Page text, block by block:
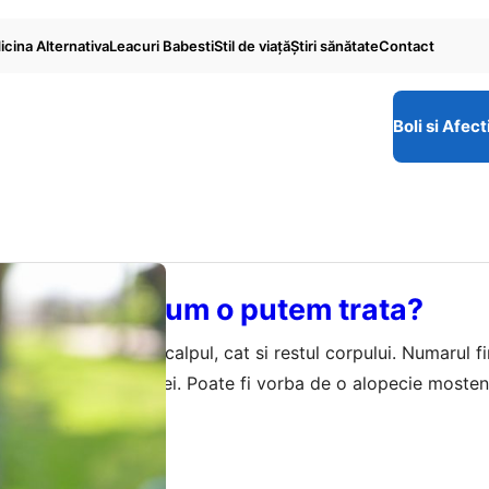
AlternativaLeacuri BabestiStil de viaţăŞtiri sănătateContact
Boli si
este si cum o putem trata?
poate afecta atat scalpul, cat si restul corpului. Numarul
de cauzele alopeciei. Poate fi vorba de o alopecie
poate fi determinata si de schimbari hormonale sau
a imbatranirii. Alopecia e mai des intalnita la barbati.…
2021